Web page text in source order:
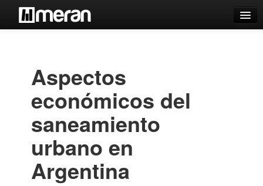
Estantes Virtuales
Contacto
Iniciar sesión
Aspectos
económicos del
saneamiento
urbano en
Argentina